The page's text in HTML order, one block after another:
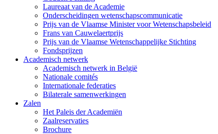
Laureaat van de Academie
Onderscheidingen wetenschapscommunicatie
Prijs van de Vlaamse Minister voor Wetenschapsbeleid
Frans van Cauwelaertprijs
Prijs van de Vlaamse Wetenschappelijke Stichting
Fondsprijzen
Academisch netwerk
Academisch netwerk in België
Nationale comités
Internationale federaties
Bilaterale samenwerkingen
Zalen
Het Paleis der Academiën
Zaalreservaties
Brochure